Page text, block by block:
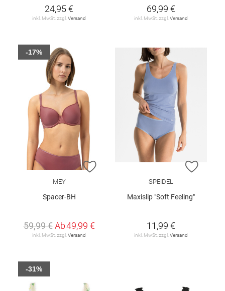
24,95 €
inkl. MwSt. zzgl. Versand
69,99 €
inkl. MwSt. zzgl. Versand
ZUR WUNSCHLISTE HINZUFÜGEN
MEY
Spacer-BH
59,99 € Ab49,99 €
inkl. MwSt. zzgl. Versand
-17%
ZUR
SPEIDEL
Maxislip "Soft Feeling"
11,99 €
inkl. MwSt. zzgl. Versand
-31%